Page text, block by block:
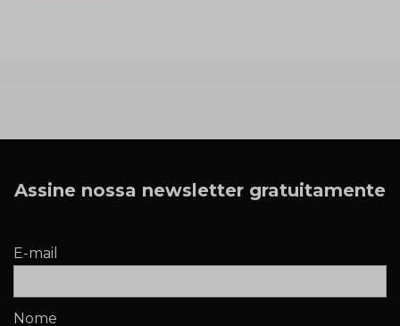
Assine nossa newsletter gratuitamente
E-mail
Nome